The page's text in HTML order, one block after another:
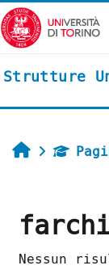
Vai al
Strutture
Home
Nessun